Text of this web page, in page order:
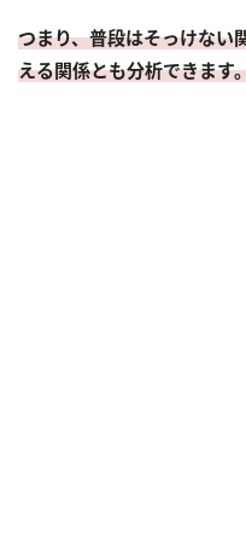
つまり、普段はそっけない
える関係とも分析できます